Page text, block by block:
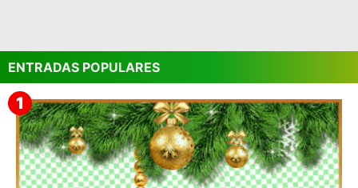
ENTRADAS POPULARES